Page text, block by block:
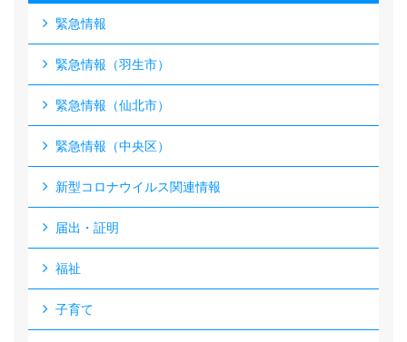
緊急情報
緊急情報（羽生市）
緊急情報（仙北市）
緊急情報（中央区）
新型コロナウイルス関連情報
届出・証明
福祉
子育て